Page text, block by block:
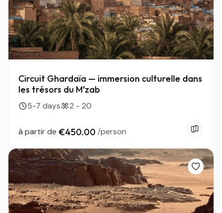
Circuit Ghardaïa — immersion culturelle dans
les trésors du M’zab
5-7 days 2 - 20
à partir de €450.00 /person